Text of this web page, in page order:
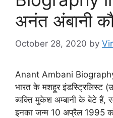
अनंत अंबानी
October 28, 2020 by
Anant Ambani
भारत के मशहूर इंडस्ट्रिलिस्ट
ब्यक्ति मुकेश अम्बानी के बेटे हैं,
इनका जन्म 10 अप्रैल 1995